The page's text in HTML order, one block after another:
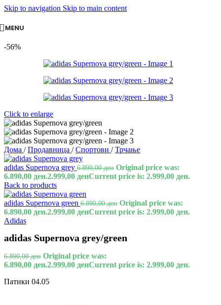
Skip to navigation Skip to main content
MENU
-56%
Click to enlarge
Дома / Продавница / Спортови / Трчање
adidas Supernova grey 6.890,00ден Original price was:
6.890,00 ден.2.999,00 денCurrent price is: 2.999,00 ден.
Back to products
adidas Supernova green 6.890,00ден Original price was:
6.890,00 ден.2.999,00 денCurrent price is: 2.999,00 ден.
Adidas
adidas Supernova grey/green
6.890,00ден Original price was:
6.890,00 ден.2.999,00 денCurrent price is: 2.999,00 ден.
Патики 04.05